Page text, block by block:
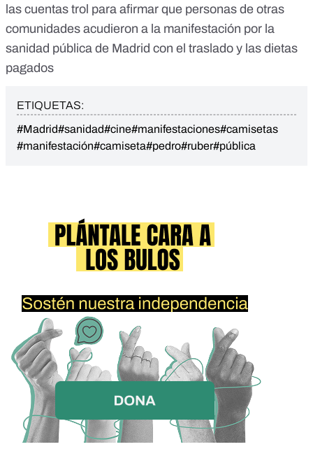
las cuentas trol para afirmar que personas de otras
comunidades acudieron a la manifestación por la
sanidad pública de Madrid con el traslado y las dietas
pagados
ETIQUETAS:
#Madrid#sanidad#cine#manifestaciones#camisetas
#manifestación#camiseta#pedro#ruber#pública